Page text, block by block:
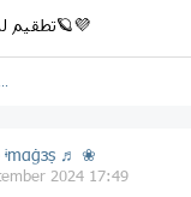
#تطقيم لمن يحب الفضاء🪐💜
ᶤmαġзṣ ♬ ❀
2024 17:49